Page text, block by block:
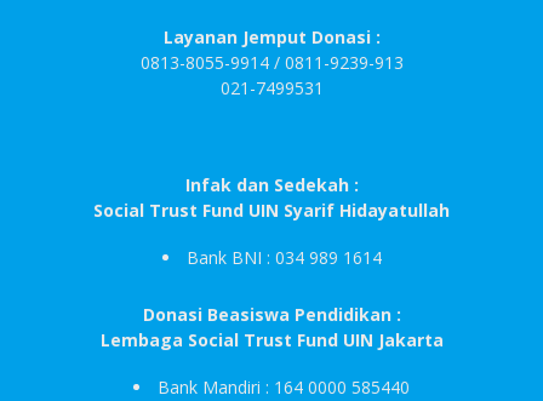
Layanan Jemput Donasi :
0813-8055-9914 / 0811-9239-913
021-7499531
Infak dan Sedekah :
Social Trust Fund UIN Syarif Hidayatullah
Bank BNI : 034 989 1614
Donasi Beasiswa Pendidikan :
Lembaga Social Trust Fund UIN Jakarta
Bank Mandiri : 164 0000 585440